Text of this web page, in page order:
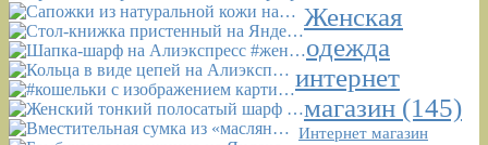
Женская
одежда
интернет
магазин (145)
Интернет магазин